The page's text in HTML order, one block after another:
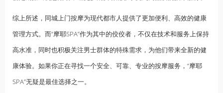
综上所述，同城上门按摩为现代都市人提供了更加便利、高效的健康
管理方式。而“摩耶SPA”作为其中的佼佼者，不仅在技术和服务上保持
高水准，同时也积极关注男士群体的特殊需求，为他们带来全新的健
康体验。如果你正在寻找一个安全、可靠、专业的按摩服务，“摩耶
SPA”无疑是最佳选择之一。